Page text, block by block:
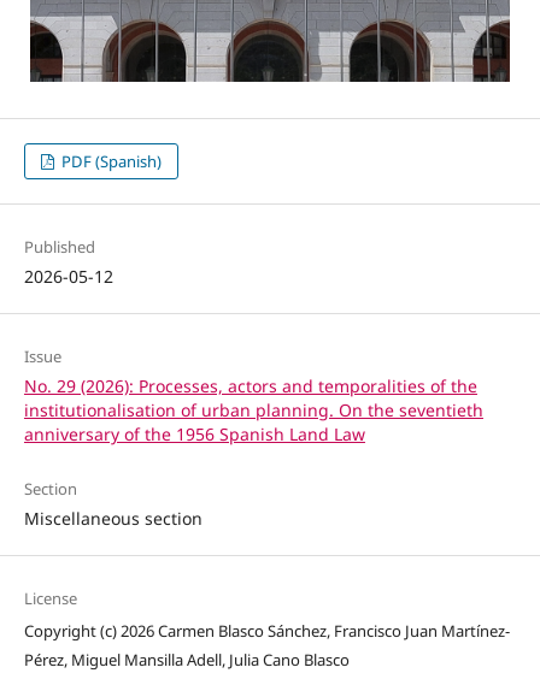
PDF (Spanish)
Published
2026-05-12
Issue
No. 29 (2026): Processes, actors and temporalities of the
institutionalisation of urban planning. On the seventieth
anniversary of the 1956 Spanish Land Law
Section
Miscellaneous section
License
Copyright (c) 2026 Carmen Blasco Sánchez, Francisco Juan Martínez-
Pérez, Miguel Mansilla Adell, Julia Cano Blasco